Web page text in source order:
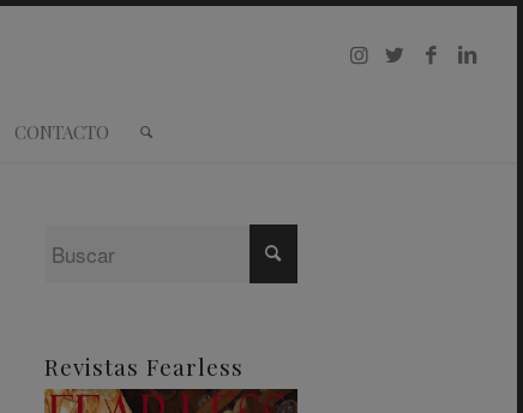
CONTACTO
Revistas Fearless